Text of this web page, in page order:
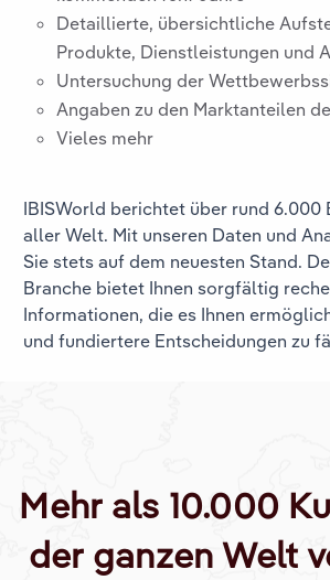
Detaillierte, übersichtliche
Produkte, Dienstleistungen und
Untersuchung der
Angaben zu den Marktanteilen
Vieles mehr
IBISWorld berichtet über rund 6.000
aller Welt. Mit unseren Daten und
Sie stets auf dem neuesten Stand.
Branche bietet Ihnen sorgfältig
Informationen, die es Ihnen
und fundiertere Entscheidungen zu
Mehr als 10.000
der ganzen Welt